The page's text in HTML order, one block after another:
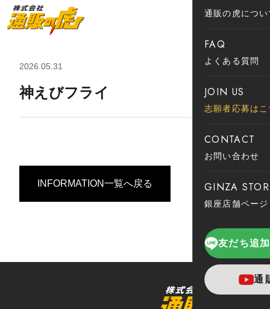
通販の虎につい
FAQ
よくある質問
JOIN US
志願者応募は
CONTACT
お問い合わせ
GINZA
銀座店舗ページ
友だち追
通
2026.05.31
神えびフライ
INFORMATION一覧へ戻る